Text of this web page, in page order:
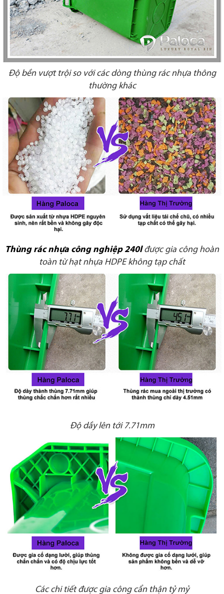
Độ bền vượt trội so với các dòng thùng rác nhựa thông
thường khác
Thùng rác nhựa công nghiệp 240lđược gia công hoàn
toàn từ hạt nhựa HDPE không tạp chất
Độ dầy lên tới 7.71mm
Các chi tiết được gia công cẩn thận tỷ mỷ